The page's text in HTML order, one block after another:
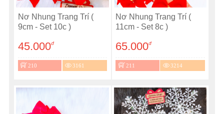
Nơ Nhung Trang Trí (
9cm - Set 10c )
45.000đ
210 3161
Nơ Nhung Trang Trí (
11cm - Set 8c )
65.000đ
211 3214